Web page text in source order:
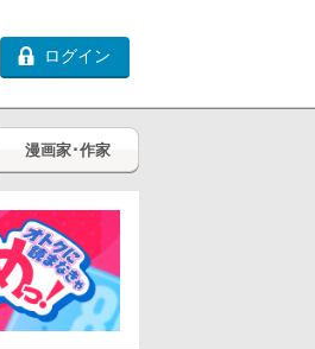
ログイン
漫画家･作家